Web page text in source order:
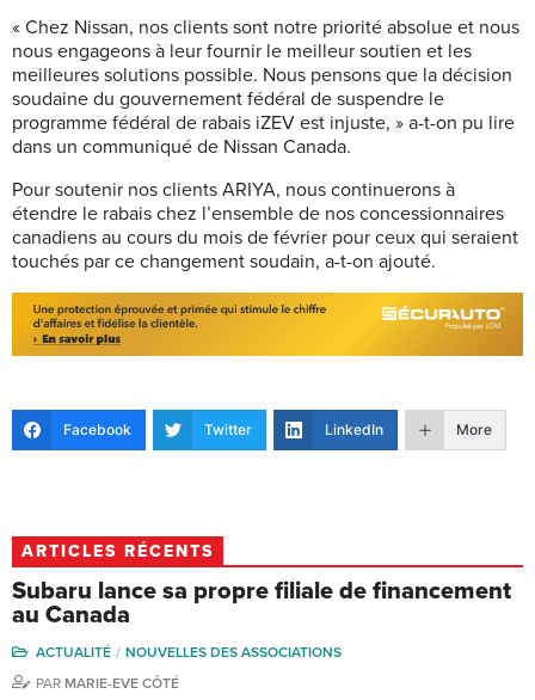
« Chez Nissan, nos clients sont notre priorité absolue et nous
nous engageons à leur fournir le meilleur soutien et les
meilleures solutions possible. Nous pensons que la décision
soudaine du gouvernement fédéral de suspendre le
programme fédéral de rabais iZEV est injuste, » a-t-on pu lire
dans un communiqué de Nissan Canada.
Pour soutenir nos clients ARIYA, nous continuerons à
étendre le rabais chez l’ensemble de nos concessionnaires
canadiens au cours du mois de février pour ceux qui seraient
touchés par ce changement soudain, a-t-on ajouté.
Facebook Twitter LinkedIn More
ARTICLES RÉCENTS
Subaru lance sa propre filiale de financement
au Canada
ACTUALITÉ
NOUVELLES DES ASSOCIATIONS
PAR MARIE-EVE CÔTÉ